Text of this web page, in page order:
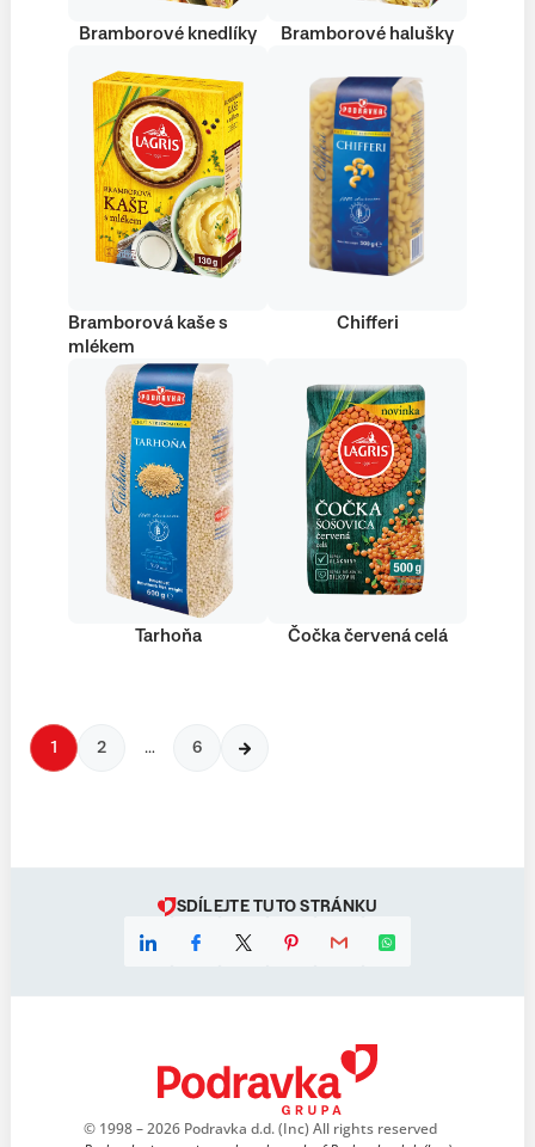
Bramborové knedlíky Bramborové halušky
Bramborová kaše s
mlékem
Chifferi
Tarhoňa Čočka červená celá
1 2 … 6
SDÍLEJTE TUTO STRÁNKU
© 1998 – 2026 Podravka d.d. (Inc) All rights reserved